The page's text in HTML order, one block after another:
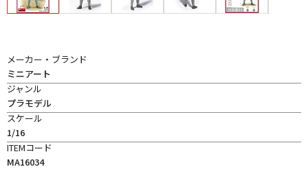
メーカー・ブランド
ミニアート
ジャンル
プラモデル
スケール
1/16
ITEMコード
MA16034